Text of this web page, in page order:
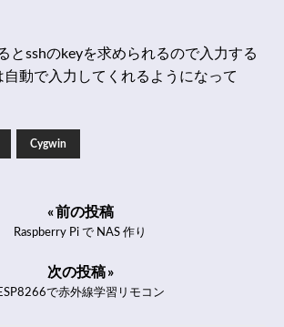
とsshのkeyを求められるので入力する
自動で入力してくれるようになって
Cygwin
« 前の投稿
Raspberry Pi で NAS 作り
次の投稿 »
で赤外線学習リモコン